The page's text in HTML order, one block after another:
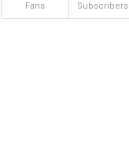
Fans Subscribers